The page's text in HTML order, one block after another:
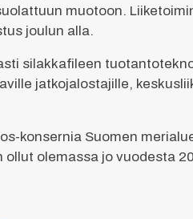
muotoon.
joulun alla.
silakkafileen
jatkojalostajille,
konsernia Suomen
olemassa jo vuodesta